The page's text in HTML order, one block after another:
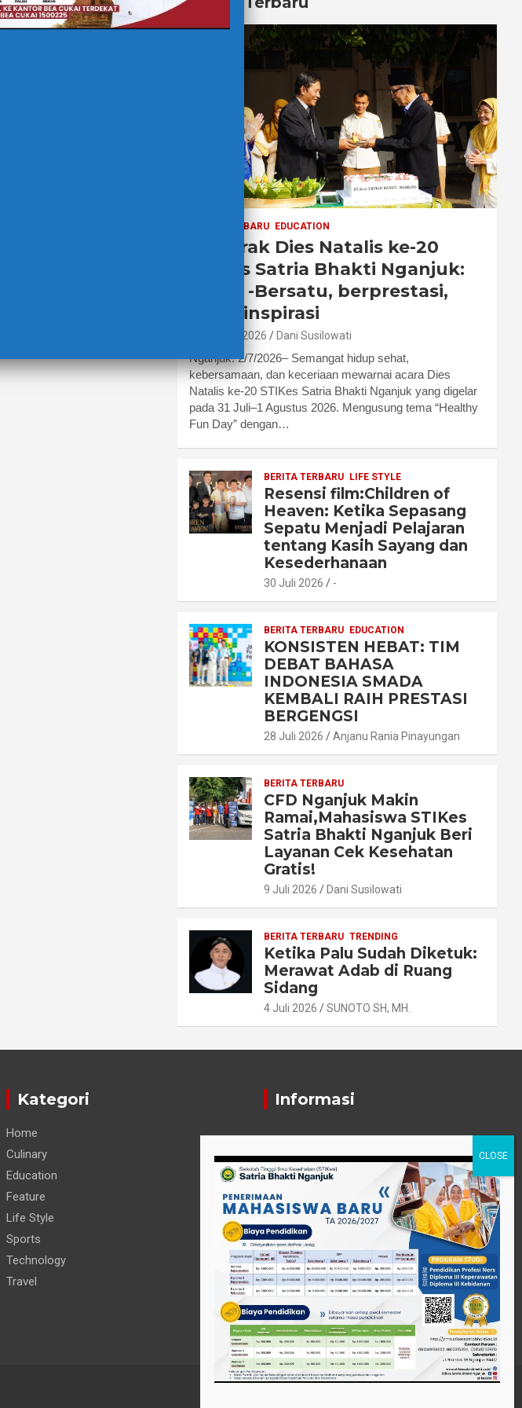
BERITA TERBARU EDUCATION
Semarak Dies Natalis ke-20
STIKes Satria Bhakti Nganjuk:
Sehat -Bersatu, berprestasi,
menginspirasi
2 Agustus 2026 Dani Susilowati
Nganjuk. 2/7/2026– Semangat hidup sehat,
kebersamaan, dan keceriaan mewarnai acara Dies
Natalis ke-20 STIKes Satria Bhakti Nganjuk yang digelar
pada 31 Juli–1 Agustus 2026. Mengusung tema “Healthy
Fun Day” dengan…
BERITA TERBARU LIFE STYLE
Resensi film:Children of
Heaven: Ketika Sepasang
Sepatu Menjadi Pelajaran
tentang Kasih Sayang dan
Kesederhanaan
30 Juli 2026 -
BERITA TERBARU EDUCATION
KONSISTEN HEBAT: TIM
DEBAT BAHASA
INDONESIA SMADA
KEMBALI RAIH PRESTASI
BERGENGSI
28 Juli 2026 Anjanu Rania Pinayungan
BERITA TERBARU
CFD Nganjuk Makin
Ramai,Mahasiswa STIKes
Satria Bhakti Nganjuk Beri
Layanan Cek Kesehatan
Gratis!
9 Juli 2026 Dani Susilowati
BERITA TERBARU TRENDING
Ketika Palu Sudah Diketuk:
Merawat Adab di Ruang
Sidang
4 Juli 2026 SUNOTO SH, MH.
Kategori
Home
Culinary
Education
Feature
Life Style
Sports
Technology
Travel
Informasi
pttigaanaknagari@gmail.com
Telp : +62 857-3515-2922